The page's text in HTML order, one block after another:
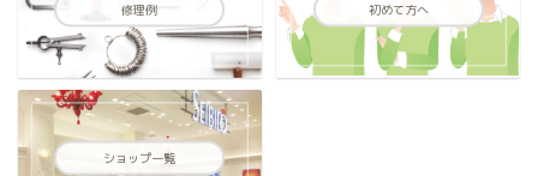
修理例 初めて方へ
ショップ一覧